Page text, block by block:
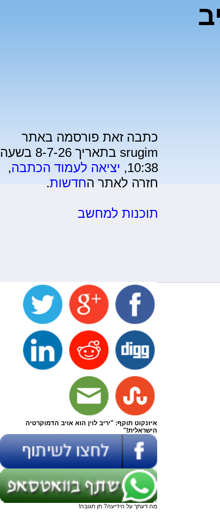
כתבה זאת פורסמה באתר
srugim בתאריך 8-7-26 בשעה
10:38, יציאה לעמוד הכתבה,
חזרה לאתר החדשות.
תוכנות למחשב
איזנקוט תוקף: "יריב לוין הוא אויב הדמוקרטיה
הישראלית!"
מה דעתך על הידיעה? תן תגובה!